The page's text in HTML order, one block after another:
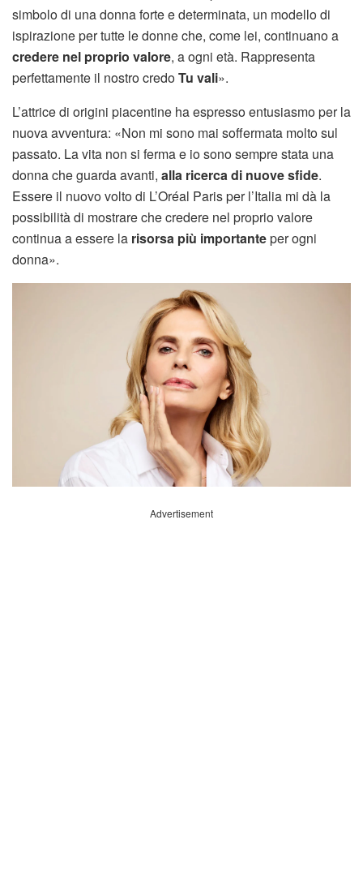
simbolo di una donna forte e determinata, un modello di
ispirazione per tutte le donne che, come lei, continuano a
credere nel proprio valore, a ogni età. Rappresenta
perfettamente il nostro credoTu vali».
L’attrice di origini piacentine ha espresso entusiasmo per la
nuova avventura: «Non mi sono mai soffermata molto sul
passato. La vita non si ferma e io sono sempre stata una
donna che guarda avanti, alla ricerca di nuove sfide.
Essere il nuovo volto di L’Oréal Paris per l’Italia mi dà la
possibilità di mostrare che credere nel proprio valore
continua a essere la risorsa più importanteper ogni
donna».
Advertisement